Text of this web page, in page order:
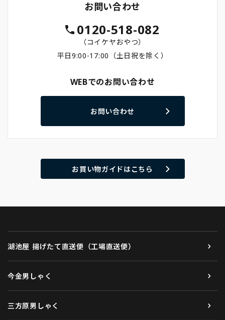
お問い合わせ
0120-518-082
（コイケヤおやつ）
平日9:00-17:00（土日祝を除く）
WEBでのお問い合わせ
お問い合わせ
お買い物ガイドはこちら
湖池屋 揚げたて直送便（工場直送便）
今金男しゃく
三方原男しゃく